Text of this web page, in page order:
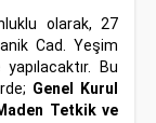
olarak, 27
Cad. Yeşim
Bu
Genel Kurul
Tetkik ve